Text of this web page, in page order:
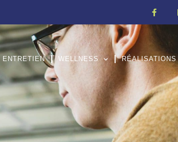
ENTRETIEN WELLNESS RÉALISATIONS